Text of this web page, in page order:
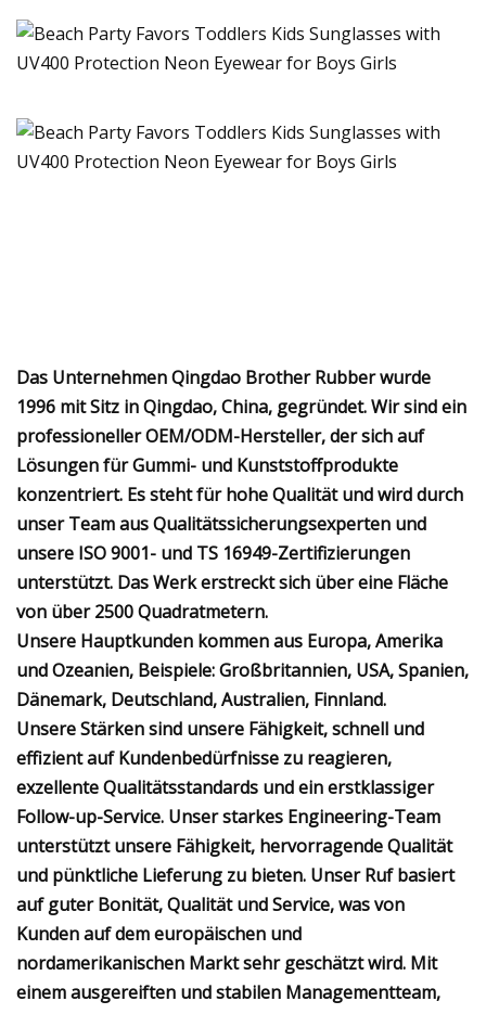
Das Unternehmen Qingdao Brother Rubber wurde
1996 mit Sitz in Qingdao, China, gegründet. Wir sind ein
professioneller OEM/ODM-Hersteller, der sich auf
Lösungen für Gummi- und Kunststoffprodukte
konzentriert. Es steht für hohe Qualität und wird durch
unser Team aus Qualitätssicherungsexperten und
unsere ISO 9001- und TS 16949-Zertifizierungen
unterstützt. Das Werk erstreckt sich über eine Fläche
von über 2500 Quadratmetern.
Unsere Hauptkunden kommen aus Europa, Amerika
und Ozeanien, Beispiele: Großbritannien, USA, Spanien,
Dänemark, Deutschland, Australien, Finnland.
Unsere Stärken sind unsere Fähigkeit, schnell und
effizient auf Kundenbedürfnisse zu reagieren,
exzellente Qualitätsstandards und ein erstklassiger
Follow-up-Service. Unser starkes Engineering-Team
unterstützt unsere Fähigkeit, hervorragende Qualität
und pünktliche Lieferung zu bieten. Unser Ruf basiert
auf guter Bonität, Qualität und Service, was von
Kunden auf dem europäischen und
nordamerikanischen Markt sehr geschätzt wird. Mit
einem ausgereiften und stabilen Managementteam,